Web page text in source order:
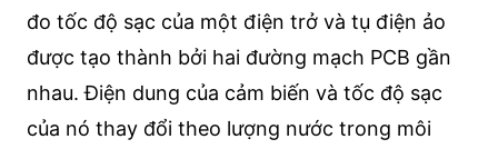
đo tốc độ sạc của một điện trở và tụ điện ảo
được tạo thành bởi hai đường mạch PCB gần
nhau. Điện dung của cảm biến và tốc độ sạc
của nó thay đổi theo lượng nước trong môi